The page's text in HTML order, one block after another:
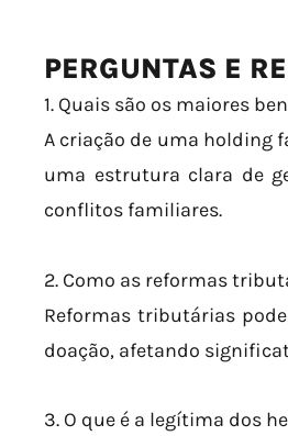
PERGUNTAS E
1. Quais são os maiores
A criação de uma holding
uma estrutura clara de
conflitos familiares.
2. Como as reformas
Reformas tributárias
doação, afetando
3. O que é a legítima dos